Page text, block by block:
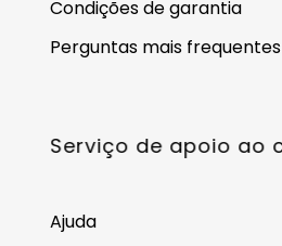
Condições de garantia
Perguntas mais frequentes
Serviço de apoio ao
Ajuda